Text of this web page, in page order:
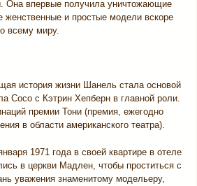
Она впервые получила уничтожающие
женственные и простые модели вскоре
всему миру.
история жизни Шанель стала основой
Coco с Кэтрин Хепберн в главной роли.
премии Тони (премия, ежегодно
в области американского театра).
1971 года в своей квартире в отеле
в церкви Мадлен, чтобы проститься с
уважения знаменитому модельеру,